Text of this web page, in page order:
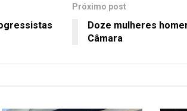
Próximo post
Doze mulheres
Câmara